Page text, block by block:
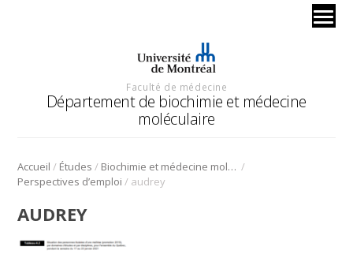
Faculté de médecine
Département de biochimie et médecine
moléculaire
Accueil / Études / Biochimie et médecine moléculaire /
Perspectives d’emploi / audrey
AUDREY